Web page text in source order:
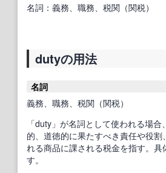
名詞：義務、職務、税関（関税）
dutyの用法
名詞
義務、職務、税関（関税）
「duty」が名詞として使われる場
的、道徳的に果たすべき責任や役割
れる商品に課される税金を指す。
す。